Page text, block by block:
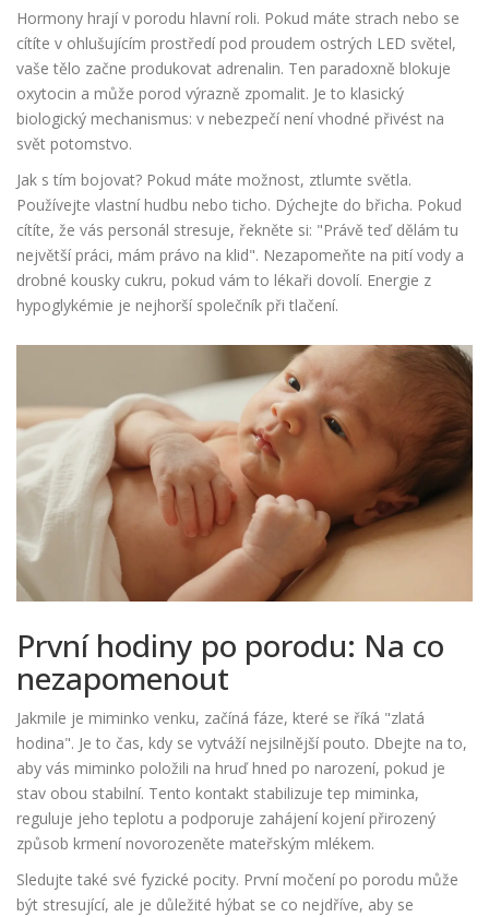
Hormony hrají v porodu hlavní roli. Pokud máte strach nebo se
cítíte v ohlušujícím prostředí pod proudem ostrých LED světel,
vaše tělo začne produkovat adrenalin. Ten paradoxně blokuje
oxytocin a může porod výrazně zpomalit. Je to klasický
biologický mechanismus: v nebezpečí není vhodné přivést na
svět potomstvo.
Jak s tím bojovat? Pokud máte možnost, ztlumte světla.
Používejte vlastní hudbu nebo ticho. Dýchejte do břicha. Pokud
cítíte, že vás personál stresuje, řekněte si: "Právě teď dělám tu
největší práci, mám právo na klid". Nezapomeňte na pití vody a
drobné kousky cukru, pokud vám to lékaři dovolí. Energie z
hypoglykémie je nejhorší společník při tlačení.
První hodiny po porodu: Na co
nezapomenout
Jakmile je miminko venku, začíná fáze, které se říká "zlatá
hodina". Je to čas, kdy se vytváží nejsilnější pouto. Dbejte na to,
aby vás miminko položili na hruď hned po narození, pokud je
stav obou stabilní. Tento kontakt stabilizuje tep miminka,
reguluje jeho teplotu a podporuje zahájení kojení přirozený
způsob krmení novorozeněte mateřským mlékem.
Sledujte také své fyzické pocity. První močení po porodu může
být stresující, ale je důležité hýbat se co nejdříve, aby se